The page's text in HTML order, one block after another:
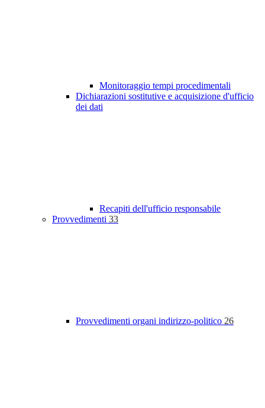
Monitoraggio tempi procedimentali
Dichiarazioni sostitutive e acquisizione d'ufficio
dei dati
Recapiti dell'ufficio responsabile
Provvedimenti 33
Provvedimenti organi indirizzo-politico 26